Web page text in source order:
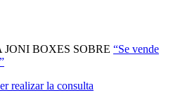
BOXES SOBRE
realizar la consulta